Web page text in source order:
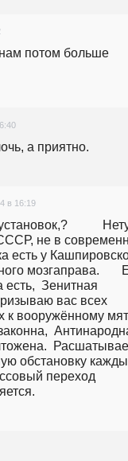
потом больше
а приятно.
в 16:19
не в
есть у
мозгаправа.
Зенитная
вас всех
к вооружённому
обстановку
переход